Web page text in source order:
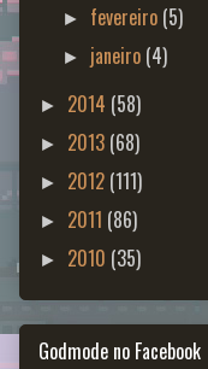
► fevereiro (5)
► janeiro (4)
► 2014 (58)
► 2013 (68)
► 2012 (111)
► 2011 (86)
► 2010 (35)
Godmode no Facebook